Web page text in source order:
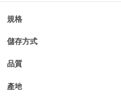
規格
儲存方式
品質
產地